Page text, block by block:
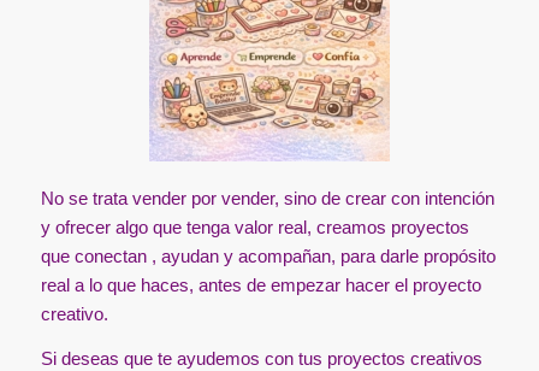
No se trata vender por vender, sino de crear con intención
y ofrecer algo que tenga valor real, creamos proyectos
que conectan , ayudan y acompañan, para darle propósito
real a lo que haces, antes de empezar hacer el proyecto
creativo.
Si deseas que te ayudemos con tus proyectos creativos